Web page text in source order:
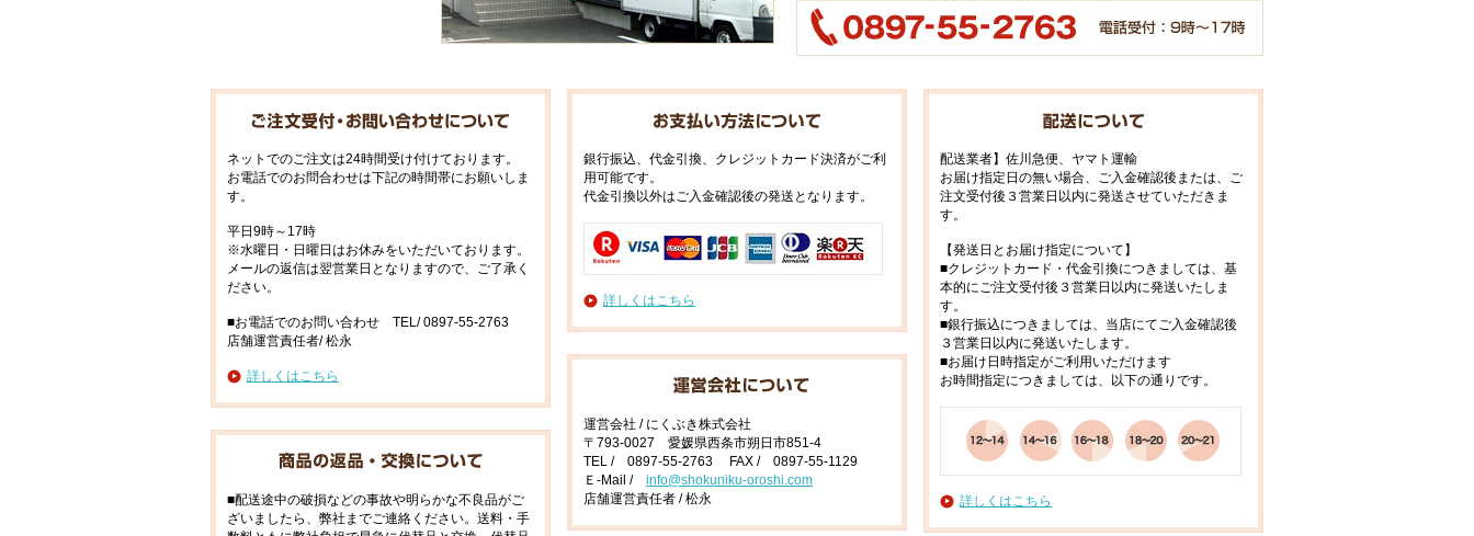
ネットでのご注文は24時間受け付けております。
お電話でのお問合わせは下記の時間帯にお願いしま
す。
平日9時～17時
※水曜日・日曜日はお休みをいただいております。
メールの返信は翌営業日となりますので、ご了承く
ださい。
■お電話でのお問い合わせ TEL/ 0897-55-2763
店舗運営責任者/ 松永
詳しくはこちら
■配送途中の破損などの事故や明らかな不良品がご
ざいましたら、弊社までご連絡ください。送料・手
銀行振込、代金引換、クレジットカード決済がご利
用可能です。
代金引換以外はご入金確認後の発送となります。
詳しくはこちら
運営会社 / にくぶき株式会社
〒793-0027 愛媛県西条市朔日市851-4
TEL / 0897-55-2763 FAX / 0897-55-1129
Ｅ-Mail / info@shokuniku-oroshi.com
店舗運営責任者 / 松永
配送業者】佐川急便、ヤマト運輸
お届け指定日の無い場合、ご入金確認後または、ご
注文受付後３営業日以内に発送させていただきま
す。
【発送日とお届け指定について】
■クレジットカード・代金引換につきましては、基
本的にご注文受付後３営業日以内に発送いたしま
す。
■銀行振込につきましては、当店にてご入金確認後
３営業日以内に発送いたします。
■お届け日時指定がご利用いただけます
お時間指定につきましては、以下の通りです。
詳しくはこちら